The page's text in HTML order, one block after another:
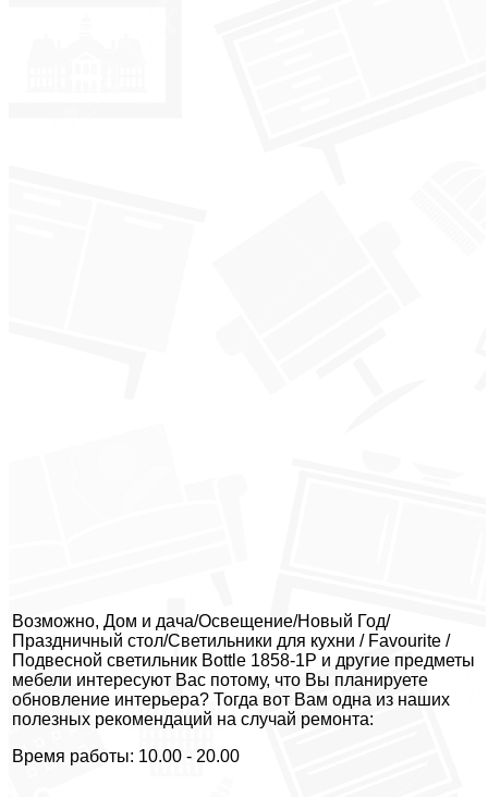
Возможно, Дом и дача/Освещение/Новый Год/
Праздничный стол/Светильники для кухни / Favourite /
Подвесной светильник Bottle 1858-1P и другие предметы
мебели интересуют Вас потому, что Вы планируете
обновление интерьера? Тогда вот Вам одна из наших
полезных рекомендаций на случай ремонта:
Время работы: 10.00 - 20.00